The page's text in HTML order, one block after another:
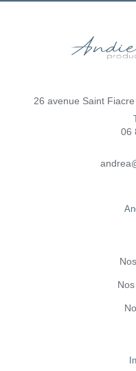
26 avenue Saint
06